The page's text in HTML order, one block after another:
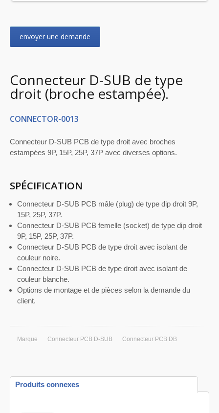
envoyer une demande
Connecteur D-SUB de type
droit (broche estampée).
CONNECTOR-0013
Connecteur D-SUB PCB de type droit avec broches
estampées 9P, 15P, 25P, 37P avec diverses options.
SPÉCIFICATION
Connecteur D-SUB PCB mâle (plug) de type dip droit 9P,
15P, 25P, 37P.
Connecteur D-SUB PCB femelle (socket) de type dip droit
9P, 15P, 25P, 37P.
Connecteur D-SUB PCB de type droit avec isolant de
couleur noire.
Connecteur D-SUB PCB de type droit avec isolant de
couleur blanche.
Options de montage et de pièces selon la demande du
client.
Marque Connecteur PCB D-SUB Connecteur PCB DB
Produits connexes